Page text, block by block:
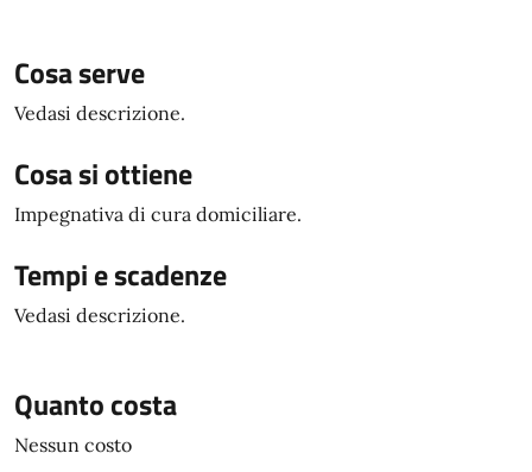
Cosa serve
Vedasi descrizione.
Cosa si ottiene
Impegnativa di cura domiciliare.
Tempi e scadenze
Vedasi descrizione.
Quanto costa
Nessun costo